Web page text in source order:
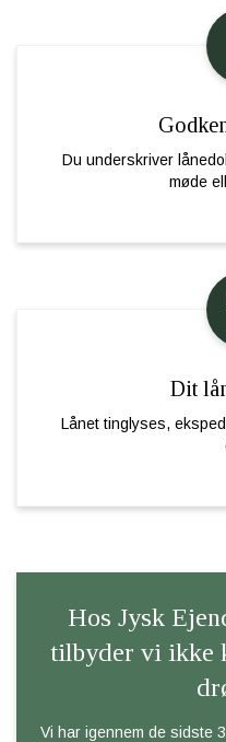
Du underskriver
møde
Dit
Lånet tinglyses,
Hos Jysk
tilbyder vi ikke
Vi har igennem de sidste